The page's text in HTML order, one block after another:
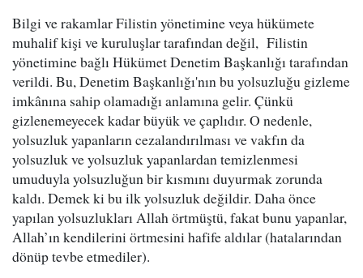
Bilgi ve rakamlar Filistin yönetimine veya hükümete
muhalif kişi ve kuruluşlar tarafından değil, Filistin
yönetimine bağlı Hükümet Denetim Başkanlığı tarafından
verildi. Bu, Denetim Başkanlığı'nın bu yolsuzluğu gizleme
imkânına sahip olamadığı anlamına gelir. Çünkü
gizlenemeyecek kadar büyük ve çaplıdır. O nedenle,
yolsuzluk yapanların cezalandırılması ve vakfın da
yolsuzluk ve yolsuzluk yapanlardan temizlenmesi
umuduyla yolsuzluğun bir kısmını duyurmak zorunda
kaldı. Demek ki bu ilk yolsuzluk değildir. Daha önce
yapılan yolsuzlukları Allah örtmüştü, fakat bunu yapanlar,
Allah’ın kendilerini örtmesini hafife aldılar (hatalarından
dönüp tevbe etmediler).